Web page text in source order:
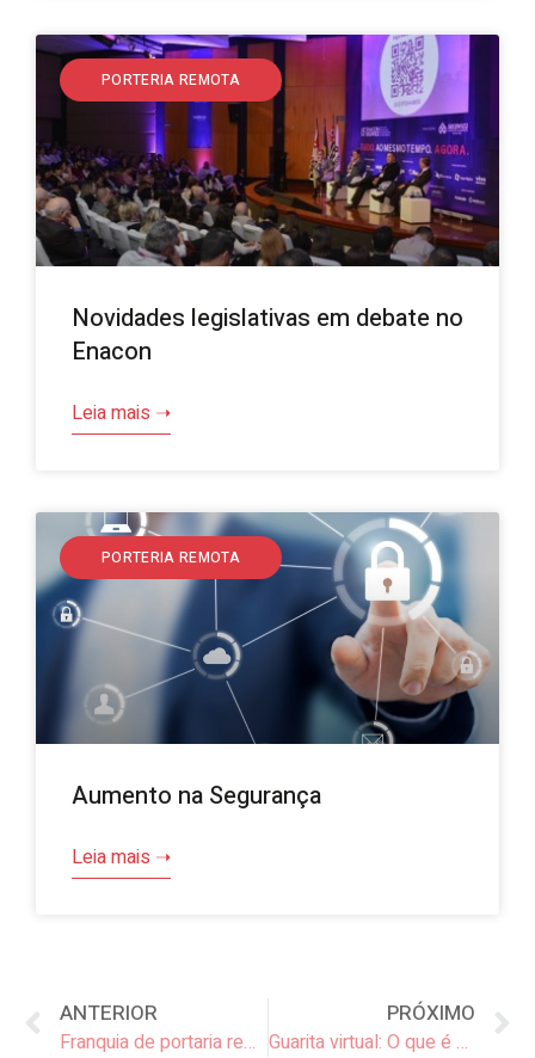
PORTERIA REMOTA
Novidades legislativas em debate no
Enacon
Leia mais ➝
PORTERIA REMOTA
Aumento na Segurança
Leia mais ➝
ANTERIOR
Franquia de portaria remota em São Paulo: Diferenciais da MinhaPortaria.Com
PRÓXIMO
Guarita virtual: O que é e como funciona?